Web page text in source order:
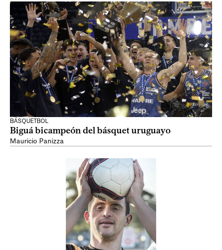
BÁSQUETBOL
Biguá bicampeón del básquet uruguayo
Mauricio Panizza